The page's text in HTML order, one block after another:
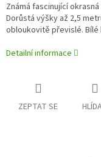
Známá fascinující
Dorůstá výšky až 2,5
obloukovitě převislé. Bílé
Detailní informace
ZEPTAT SE